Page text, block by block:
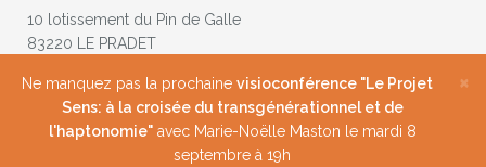
10 lotissement du Pin de Galle
83220 LE PRADET
Téléphone(s)
0660893974
×
Ne manquez pas la prochaine visioconférence "Le Projet
Sens: à la croisée du transgénérationnel et de
l'haptonomie" avec Marie-Noëlle Maston le mardi 8
septembre à 19h